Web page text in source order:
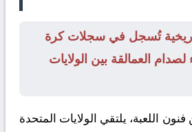
تُسجل في سجلات كرة
لصدام العمالقة بين الولايات
اللعبة، يلتقي الولايات المتحدة